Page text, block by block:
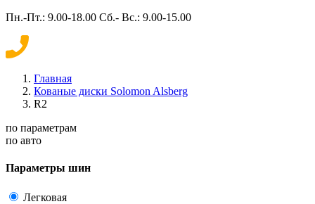
Пн.-Пт.: 9.00-18.00 Сб.- Вс.: 9.00-15.00
Главная
Кованые диски Solomon Alsberg
R2
по параметрам
по авто
Параметры шин
Легковая